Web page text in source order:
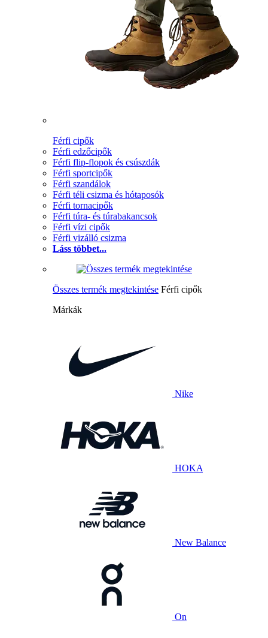
Férfi cipők
Férfi edzőcipők
Férfi flip-flopok és csúszdák
Férfi sportcipők
Férfi szandálok
Férfi téli csizma és hótaposók
Férfi tornacipők
Férfi túra- és túrabakancsok
Férfi vízi cipők
Férfi vizálló csizma
Láss többet...
Összes termék megtekintése Férfi cipők
Márkák
Nike
HOKA
New Balance
On